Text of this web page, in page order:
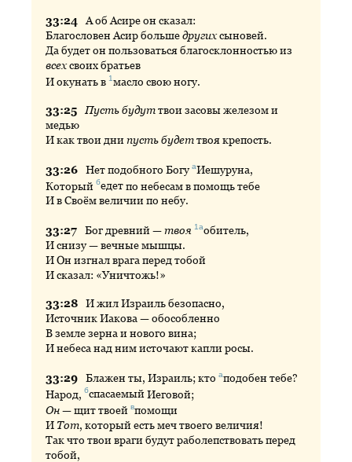
33:24 Аоб Асире он сказал:
Благословен Асир большедругихсыновей.
Да будет он пользоваться благосклонностью из
всехсвоих братьев
И окунать в1масло свою ногу.
33:25 Пусть будуттвои засовы железом и
медью
И как твои днипусть будеттвоя крепость.
33:26 Нетподобного БогуаИешуруна,
Которыйбедетпо небесам в помощь тебе
И в Своём величии по небу.
33:27 Бог древний —твоя 1аобитель,
И снизу — вечные мышцы.
И Он изгнал врага перед тобой
И сказал: «Уничтожь!»
33:28 Ижил Израиль безопасно,
Источник Иакова — обособленно
В земле зерна и нового вина;
И небеса над ним источают капли росы.
33:29 Блажен ты, Израиль; ктоаподобен тебе?
Народ,бспасаемый Иеговой;
Он— щит твоейвпомощи
И Тот, который есть меч твоего величия!
Так что твои враги будут раболепствовать перед
тобой,